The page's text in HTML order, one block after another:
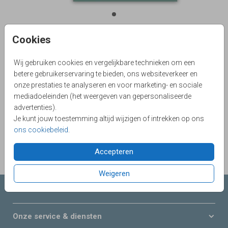
Cookies
Wij gebruiken cookies en vergelijkbare technieken om een
betere gebruikerservaring te bieden, ons websiteverkeer en
onze prestaties te analyseren en voor marketing- en sociale
mediadoeleinden (het weergeven van gepersonaliseerde
advertenties).
Je kunt jouw toestemming altijd wijzigen of intrekken op ons
ons cookiebeleid
Accepteren
Weigeren
Petrol 16 X 16
Aantal x 1 Prijs:€ 0,45
OMSCHRIJVING
petrol 16 x 16
Onze service & diensten